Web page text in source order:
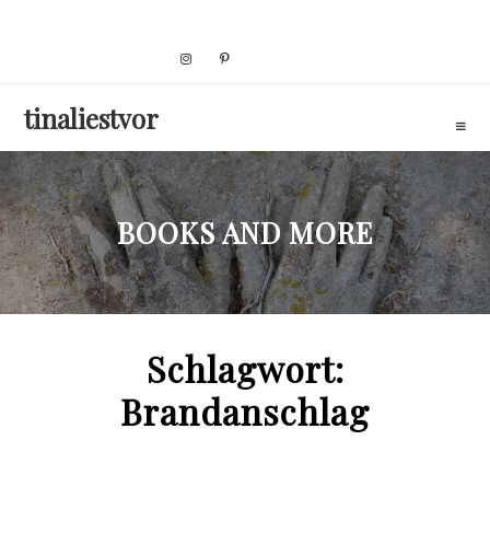
tinaliestvor
BOOKS AND MORE
Schlagwort:
Brandanschlag